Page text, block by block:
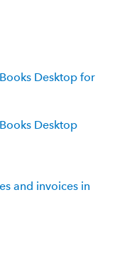
Desktop for
Desktop
and invoices in